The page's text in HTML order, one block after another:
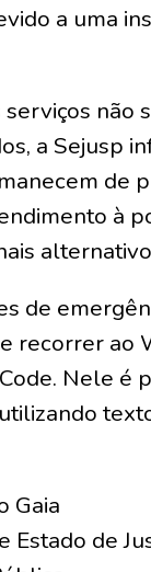
a uma
não
a Sejusp
de
à
de
recorrer ao
Nele é
Gaia
Estado de